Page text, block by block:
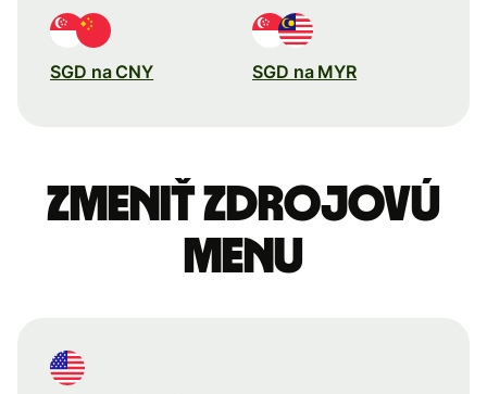
SGD na CNY SGD na MYR
Zmeniť zdrojovú
menu